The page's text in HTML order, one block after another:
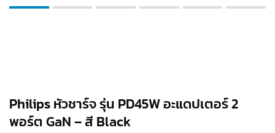
Philips หัวชาร์จ รุ่น PD45W อะแดปเตอร์ 2
พอร์ต GaN – สี Black